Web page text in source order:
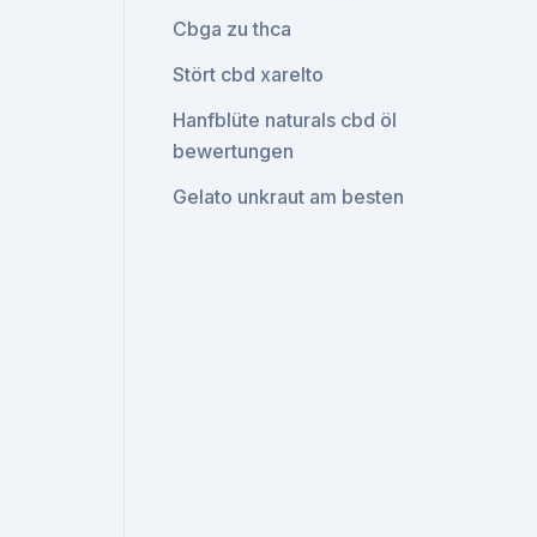
Cbga zu thca
Stört cbd xarelto
Hanfblüte naturals cbd öl
bewertungen
Gelato unkraut am besten